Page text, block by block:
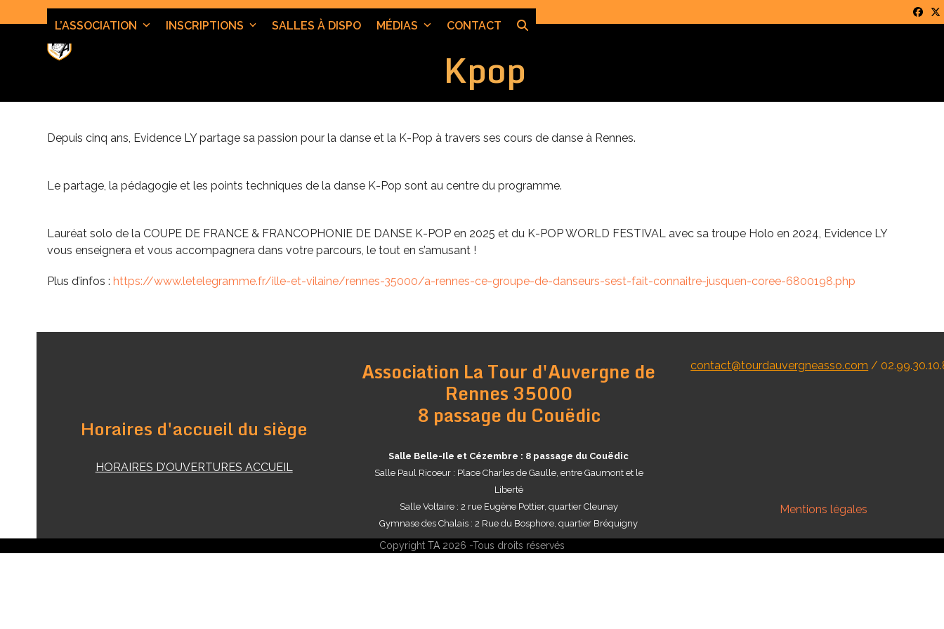
to
L’ASSOCIATION INSCRIPTIONS SALLES À DISPO MÉDIAS CONTACT
Kpop
Depuis cinq ans, Evidence LY partage sa passion pour la danse et la K-Pop à travers ses cours de danse à Rennes.
Le partage, la pédagogie et les points techniques de la danse K-Pop sont au centre du programme.
Lauréat solo de la COUPE DE FRANCE & FRANCOPHONIE DE DANSE K-POP en 2025 et du K-POP WORLD FESTIVAL avec sa troupe Holo en 2024, Evidence LY
vous enseignera et vous accompagnera dans votre parcours, le tout en s’amusant !
Plus d’infos :https://www.letelegramme.fr/ille-et-vilaine/rennes-35000/a-rennes-ce-groupe-de-danseurs-sest-fait-connaitre-jusquen-coree-6800198.php
Horaires d'accueil du siège
HORAIRES D’OUVERTURES ACCUEIL
Association La Tour d'Auvergne de
Rennes 35000
8 passage du Couëdic
Salle Belle-Ile et Cézembre : 8 passage du Couëdic
Salle Paul Ricoeur : Place Charles de Gaulle, entre Gaumont et le
Liberté
Salle Voltaire : 2 rue Eugène Pottier, quartier Cleunay
Gymnase des Chalais : 2 Rue du Bosphore, quartier Bréquigny
contact@tourdauvergneasso.com /
Mentions légales
Copyright TA 2026 -Tous droits réservés